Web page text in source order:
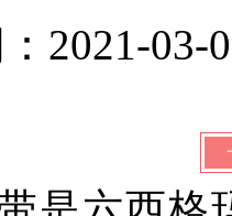
2021-03-